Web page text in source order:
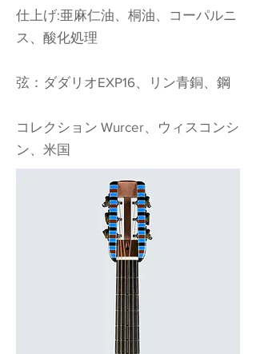
仕上げ:亜麻仁油、桐油、コーパルニ
ス、酸化処理
弦：ダダリオEXP16、リン青銅、鋼
コレクション Wurcer、ウィスコンシ
ン、米国